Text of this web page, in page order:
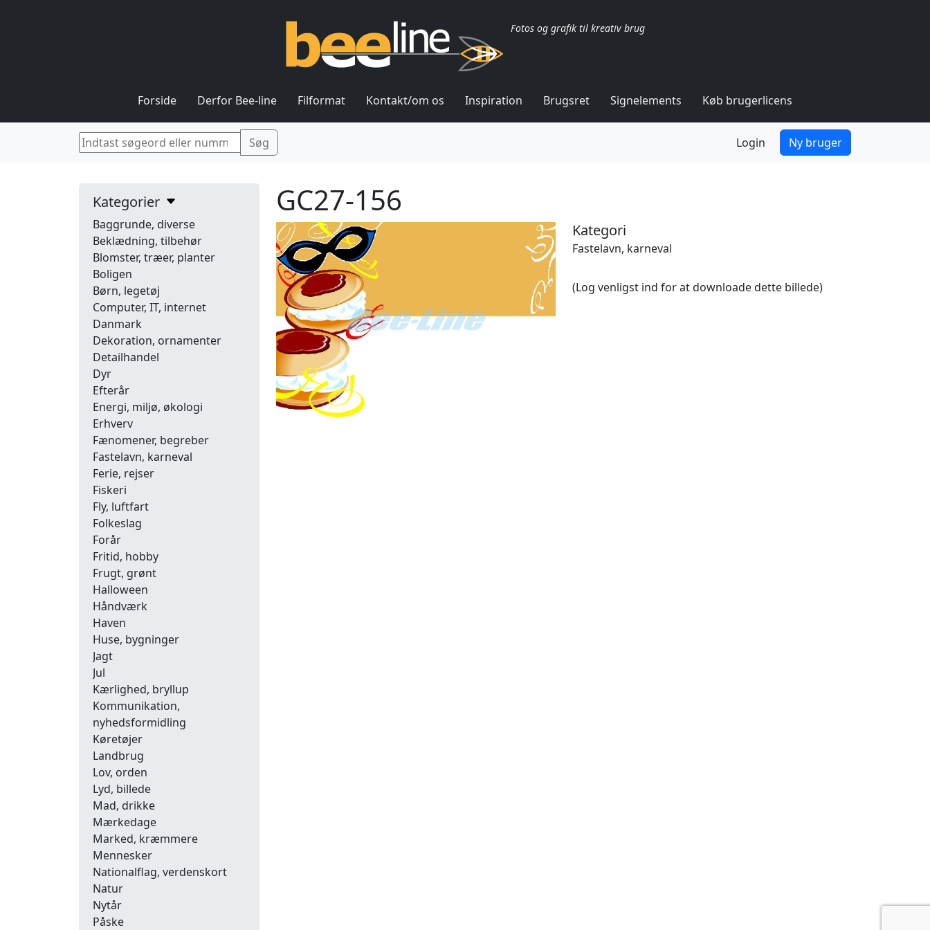
Fotos og grafik til kreativ brug
Forside Derfor Bee-line Filformat Kontakt/om os Inspiration Brugsret Signelements Køb brugerlicens
Login Ny bruger
Kategorier
Baggrunde, diverse
Beklædning, tilbehør
Blomster, træer, planter
Boligen
Børn, legetøj
Computer, IT, internet
Danmark
Dekoration, ornamenter
Detailhandel
Dyr
Efterår
Energi, miljø, økologi
Erhverv
Fænomener, begreber
Fastelavn, karneval
Ferie, rejser
Fiskeri
Fly, luftfart
Folkeslag
Forår
Fritid, hobby
Frugt, grønt
Halloween
Håndværk
Haven
Huse, bygninger
Jagt
Jul
Kærlighed, bryllup
Kommunikation,
nyhedsformidling
Køretøjer
Landbrug
Lov, orden
Lyd, billede
Mad, drikke
Mærkedage
Marked, kræmmere
Mennesker
Nationalflag, verdenskort
Natur
Nytår
Påske
GC27-156
Kategori
Fastelavn, karneval
(Log venligst ind for at downloade dette billede)